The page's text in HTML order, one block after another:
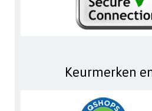
Keurmerken